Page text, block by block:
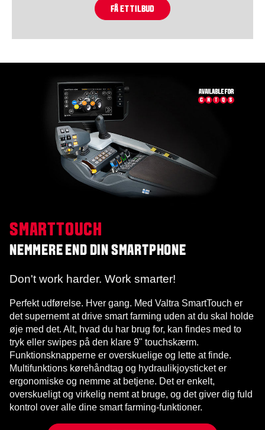
FÅ ET TILBUD
SMARTTOUCH
NEMMERE END DIN SMARTPHONE
Don't work harder. Work smarter!
Perfekt udførelse. Hver gang. Med Valtra SmartTouch er
det supernemt at drive smart farming uden at du skal holde
øje med det. Alt, hvad du har brug for, kan findes med to
tryk eller swipes på den klare 9" touchskærm.
Funktionsknapperne er overskuelige og lette at finde.
Multifunktions kørehåndtag og hydraulikjoysticket er
ergonomiske og nemme at betjene. Det er enkelt,
overskueligt og virkelig nemt at bruge, og det giver dig fuld
kontrol over alle dine smart farming-funktioner.